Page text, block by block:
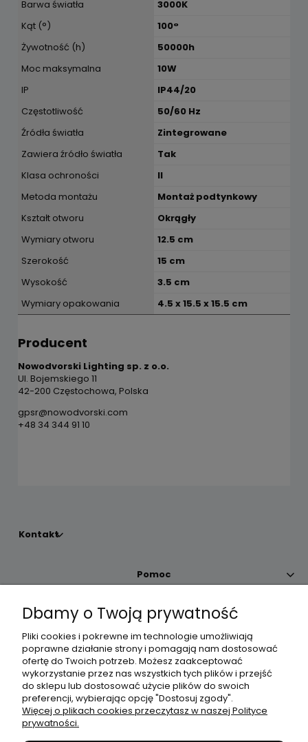
Barwa światła
3000K
Kąt (°)
100°
Żywotność (h)
50000h
Moc maksymalna
10W
IP
IP44/20
Częstotliwość
50/60 Hz
Źródła światła
Zintegrowane
Zawiera źródło światła
Tak
Klasa ochroności
II
Metoda montażu
Montaż podtynkowy
Kształt otworu
Okrągły
Wymiary otworu
12.5 cm
Szerokość
15 cm
Wysokość
3.5 cm
Wymiary opakowania
4.5 x 15.5 x 15.5 cm
Producent
Nowodvorski Lighting sp. z o.o.
Ul. Bojemskiego 11
42-200 Częstochowa, Polska
gpsr@nowodvorski.com
+48 34 344 91 10
Kontakt
Pomoc
Moje konto
Płatności i dostawa
Informacje
Dbamy o Twoją prywatność
Pliki cookies i pokrewne im technologie umożliwiają
poprawne działanie strony i pomagają nam dostosować
ofertę do Twoich potrzeb. Możesz zaakceptować
wykorzystanie przez nas wszystkich tych plików i przejść
do sklepu lub dostosować użycie plików do swoich
preferencji, wybierając opcję "Dostosuj zgody".
Więcej o plikach cookies przeczytasz w naszej Polityce
prywatności.